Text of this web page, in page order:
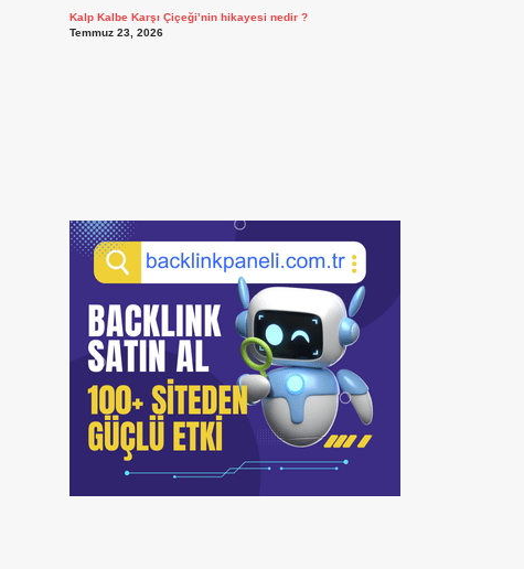
Kalp Kalbe Karşı Çiçeği’nin hikayesi nedir ?
Temmuz 23, 2026